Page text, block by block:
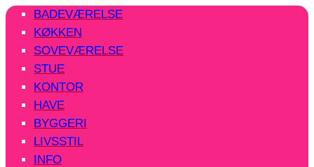
BADEVÆRELSE
KØKKEN
SOVEVÆRELSE
STUE
KONTOR
HAVE
BYGGERI
LIVSSTIL
INFO